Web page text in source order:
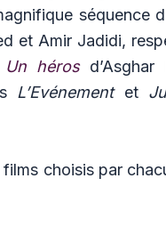
séquence
et Amir Jadidi,
Un hérosd’Asghar
L’Evénement et
choisis par